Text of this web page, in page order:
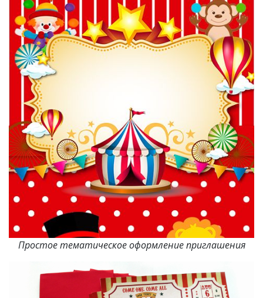
Простое тематическое оформление приглашения